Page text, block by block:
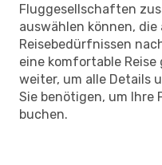
Fluggesellschaften
auswählen können,
Reisebedürfnissen
eine komfortable
weiter, um alle Details
Sie benötigen, um Ihre
buchen.